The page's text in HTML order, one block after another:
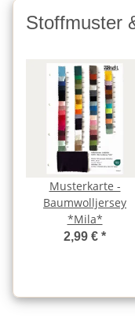
Stoffmuster
Musterkarte -
Baumwolljersey
*Mila*
2,99 € *